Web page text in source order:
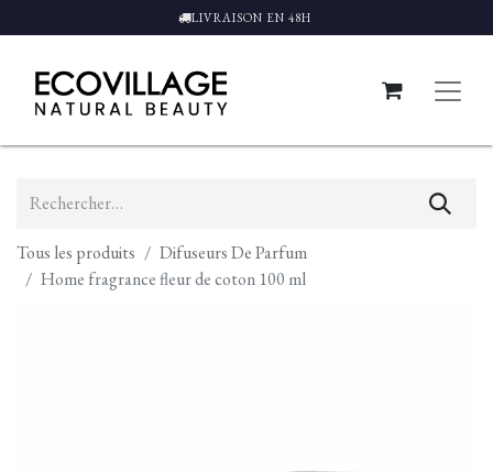
LIVRAISON EN 48H
Tous les produits
Difuseurs De Parfum
Home fragrance fleur de coton 100 ml